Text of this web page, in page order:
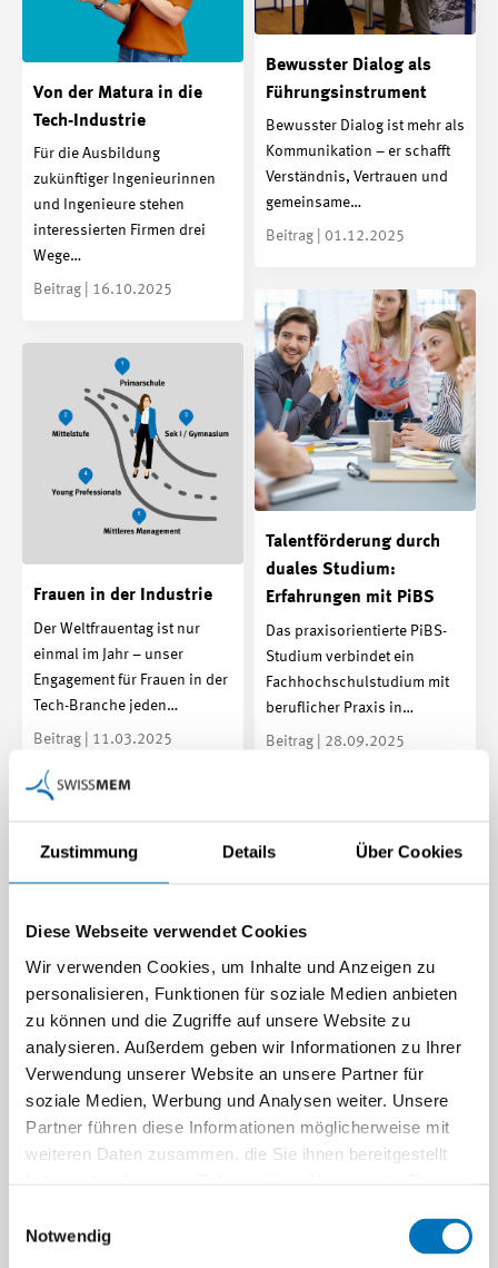
Zustimmung Details Über Cookies
Diese Webseite verwendet Cookies
Wir verwenden Cookies, um Inhalte und Anzeigen zu
personalisieren, Funktionen für soziale Medien anbieten
zu können und die Zugriffe auf unsere Website zu
analysieren. Außerdem geben wir Informationen zu Ihrer
Verwendung unserer Website an unsere Partner für
soziale Medien, Werbung und Analysen weiter. Unsere
Partner führen diese Informationen möglicherweise mit
weiteren Daten zusammen, die Sie ihnen bereitgestellt
Notwendig
Bewusster Dialog als
Führungsinstrument
Bewusster Dialog ist mehr als
Kommunikation – er schafft
Verständnis, Vertrauen und
gemeinsame…
Beitrag | 01.12.2025
Von der Matura in die
Tech-Industrie
Für die Ausbildung
zukünftiger Ingenieurinnen
und Ingenieure stehen
interessierten Firmen drei
Wege…
Beitrag | 16.10.2025
Talentförderung durch
duales Studium:
Erfahrungen mit PiBS
Das praxisorientierte PiBS-
Studium verbindet ein
Fachhochschulstudium mit
beruflicher Praxis in…
Beitrag | 28.09.2025
Frauen in der Industrie
Der Weltfrauentag ist nur
einmal im Jahr – unser
Engagement für Frauen in der
Tech-Branche jeden…
Beitrag | 11.03.2025
Zusammenarbeit in der
Industrie
rasant und mit ihr die Art, wie
Menschen
zusammenarbeiten. Neue…
Beitrag | 11.02.2025
An den Hebeln des
globalen Handels
Gut ausgebildete
Aussenhandelsfachkräfte
sind für exportorientierte